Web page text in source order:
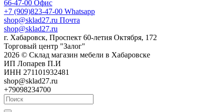
66-47-00 Офис
+7 (909)823-47-00 Whatsapp
shop@sklad27.ru Почта
shop@sklad27.ru
г. Хабаровск, Проспект 60-летия Октября, 172
Торговый центр "Залог"
2026 © Склад магазин мебели в Хабаровске
ИП Лопарев П.И
ИНН 271101932481
shop@sklad27.ru
+79098234700